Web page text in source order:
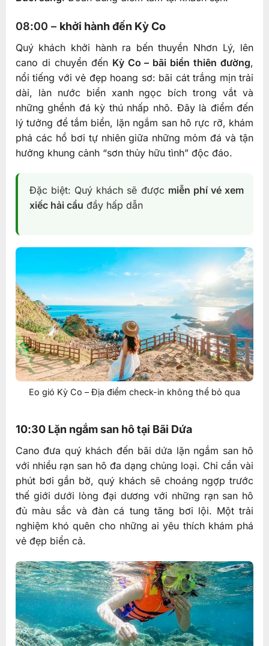
08:00 – khởi hành đến Kỳ Co
Quý khách khởi hành ra bến thuyền Nhơn Lý, lên
cano di chuyển đến Kỳ Co – bãi biển thiên đường,
nổi tiếng với vẻ đẹp hoang sơ: bãi cát trắng mịn trải
dài, làn nước biển xanh ngọc bích trong vắt và
những ghềnh đá kỳ thú nhấp nhô. Đây là điểm đến
lý tưởng để tắm biển, lặn ngắm san hô rực rỡ, khám
phá các hồ bơi tự nhiên giữa những mỏm đá và tận
hưởng khung cảnh “sơn thủy hữu tình” độc đáo.
Đặc biệt: Quý khách sẽ được miễn phí vé xem
xiếc hải cẩu đầy hấp dẫn
Eo gió Kỳ Co – Địa điểm check-in không thể bỏ qua
10:30 Lặn ngắm san hô tại Bãi Dứa
Cano đưa quý khách đến bãi dứa lặn ngắm san hô
với nhiều rạn san hô đa dạng chủng loại. Chỉ cần vài
phút bơi gần bờ, quý khách sẽ choáng ngợp trước
thế giới dưới lòng đại dương với những rạn san hô
đủ màu sắc và đàn cá tung tăng bơi lội. Một trải
nghiệm khó quên cho những ai yêu thích khám phá
vẻ đẹp biển cả.